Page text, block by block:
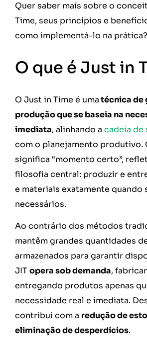
Quer saber mais sobre o
Time, seus princípios e
como implementá-lo na prática?
O que é Just in
O Just in Time é umatécnica de
produção que se baseia na
imediata, alinhando a cadeia de
com o planejamento produtivo.
significa “momento certo”,
filosofia central: produzir e
e materiais exatamente quando
necessários.
Ao contrário dos métodos
mantêm grandes quantidades
armazenados para garantir
JIT opera sob demanda,
entregando produtos apenas
necessidade real e imediata.
contribui com a redução de
eliminação de desperdícios.